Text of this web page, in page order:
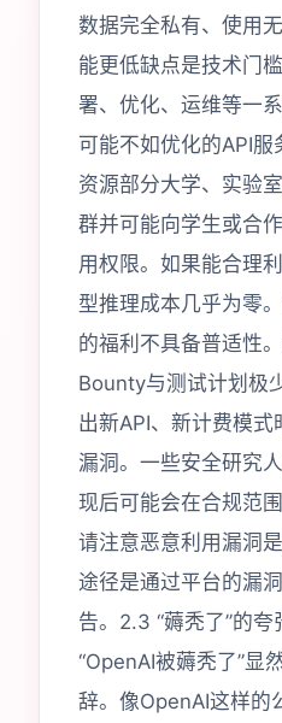
数据完全私有、使用
能更低缺点是技术门
署、优化、运维等一
可能不如优化的API
资源部分大学、实验
群并可能向学生或合
用权限。如果能合理
型推理成本几乎为零
的福利不具备普适性
Bounty与测试计划极
出新API、新计费模
漏洞。一些安全研究
现后可能会在合规范
请注意恶意利用漏洞
途径是通过平台的漏
告。2.3 “薅秃了”的
“OpenAI被薅秃了”显
辞。像OpenAI这样的